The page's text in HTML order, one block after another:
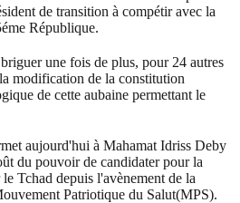
de transition à compétir avec la
République.
une fois de plus, pour 24 autres
modification de la constitution
de cette aubaine permettant le
aujourd'hui à Mahamat Idriss Deby
du pouvoir de candidater pour la
Tchad depuis l'avènement de la
Patriotique du Salut(MPS).